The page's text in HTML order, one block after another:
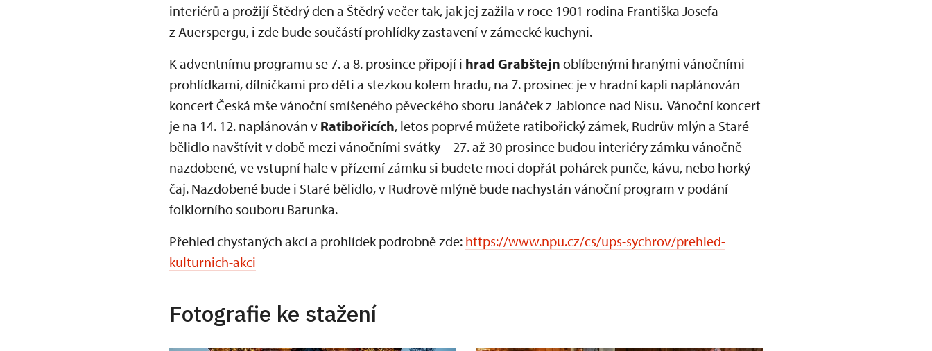
interiérů a prožijí Štědrý den a Štědrý večer tak, jak jej zažila v roce 1901 rodina Františka Josefa
z Auerspergu, i zde bude součástí prohlídky zastavení v zámecké kuchyni.
K adventnímu programu se 7. a 8. prosince připojí i hrad Grabštejn oblíbenými hranými vánočními
prohlídkami, dílničkami pro děti a stezkou kolem hradu, na 7. prosinec je v hradní kapli naplánován
koncert Česká mše vánoční smíšeného pěveckého sboru Janáček z Jablonce nad Nisu. Vánoční koncert
je na 14. 12. naplánován v Ratibořicích, letos poprvé můžete ratibořický zámek, Rudrův mlýn a Staré
bělidlo navštívit v době mezi vánočními svátky – 27. až 30 prosince budou interiéry zámku vánočně
nazdobené, ve vstupní hale v přízemí zámku si budete moci dopřát pohárek punče, kávu, nebo horký
čaj. Nazdobené bude i Staré bělidlo, v Rudrově mlýně bude nachystán vánoční program v podání
folklorního souboru Barunka.
Přehled chystaných akcí a prohlídek podrobně zde: https://www.npu.cz/cs/ups-sychrov/prehled-
kulturnich-akci
Fotografie ke stažení